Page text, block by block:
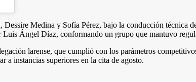
Medina y Sofía Pérez, bajo la conducción técnica
Ángel Díaz, conformando un grupo que mantuvo
larense, que cumplió con los parámetros
a instancias superiores en la cita de agosto.